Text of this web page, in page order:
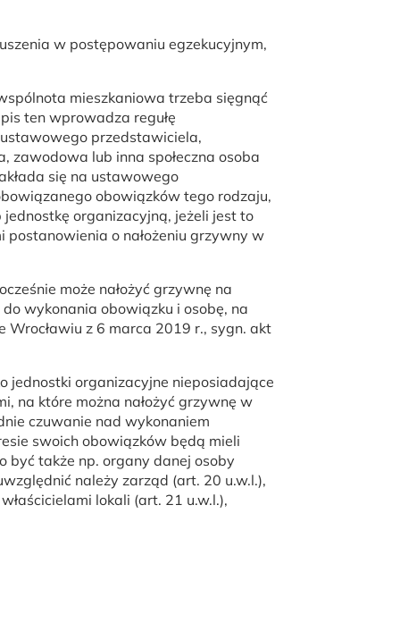
w postępowaniu egzekucyjnym,
mieszkaniowa trzeba sięgnąć
ten wprowadza regułę
przedstawiciela,
lub inna społeczna osoba
się na ustawowego
obowiązków tego rodzaju,
organizacyjną, jeżeli jest to
o nałożeniu grzywny w
może nałożyć grzywnę na
wykonania obowiązku i osobę, na
z 6 marca 2019 r., sygn. akt
jednostki organizacyjne nieposiadające
na które można nałożyć grzywnę w
czuwanie nad wykonaniem
swoich obowiązków będą mieli
być także np. organy danej osoby
należy zarząd (art. 20 u.w.l.),
lokali (art. 21 u.w.l.),